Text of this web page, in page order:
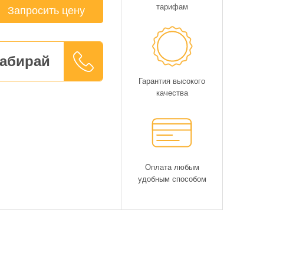
Запросить цену
тарифам
Гарантия высокого
качества
Оплата любым
удобным способом